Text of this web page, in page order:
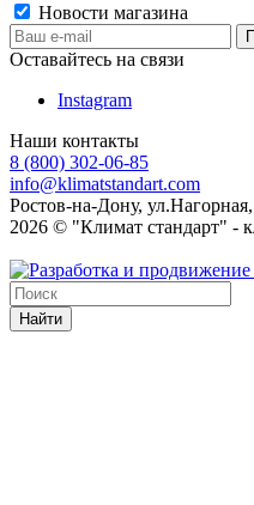
Новости магазина
Оставайтесь на связи
Instagram
Наши контакты
8 (800) 302-06-85
info@klimatstandart.com
Ростов-на-Дону,
2026 © "Климат стандарт" -
Найти